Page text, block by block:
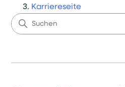
Karriereseite